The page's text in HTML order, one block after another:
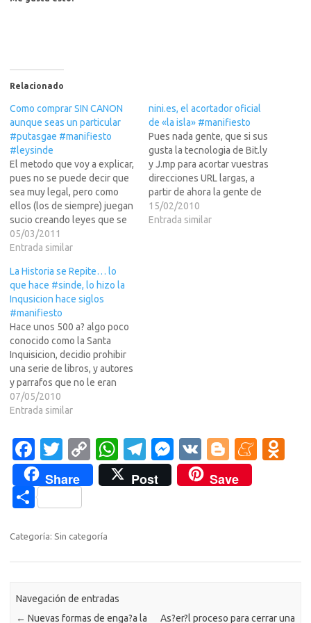
Relacionado
Como comprar SIN CANON
aunque seas un particular
#putasgae #manifiesto
#leysinde
El metodo que voy a explicar,
pues no se puede decir que
sea muy legal, pero como
ellos (los de siempre) juegan
sucio creando leyes que se
saltan los jueces, pues
vamos a darle con el mismo
No puede haber LeySinde y
Canon, no es…
05/03/2011
Entrada similar
nini.es, el acortador oficial
de «la isla» #manifiesto
Pues nada gente, que si sus
gusta la tecnologia de Bit.ly
y J.mp para acortar vuestras
direcciones URL largas, a
partir de ahora la gente de
FDAH.net sus ofrece el
primer acortador de URL con
15/02/2010
Entrada similar
La Historia se Repite… lo
que hace #sinde, lo hizo la
Inqusicion hace siglos
#manifiesto
Hace unos 500 a? algo poco
conocido como la Santa
Inquisicion, decidio prohibir
una serie de libros, y autores
y parrafos que no le eran
afines a sus intereses. Hace
unos 65 a?los Nazis hicieron
Judios. Ahora llega Sinde y
como quiere pasar a la…
07/05/2010
Entrada similar
Fa
c
e
b
o
T
w
it
te
r
C
o
p
Li
W
h
at
T
el
e
M
es
se
V
K
Bl
o
g
M
Share Post Save
C
m
ti
Categoría: Sin categoría
Navegación de entradas
← Nuevas formas de enga?a la
As?er?l proceso para cerrar una